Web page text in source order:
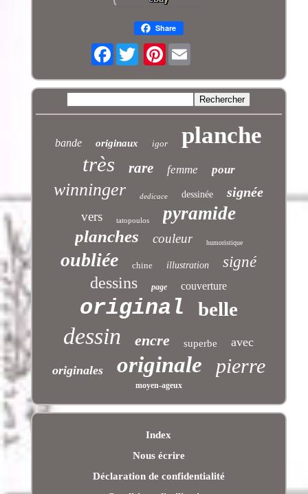
Share
Facebook Pinterest
bande originaux igor planche
très rare femme pour
winninger dedicace dessinée signée
vers tatopoulos pyramide
planches couleur humoristique
oubliée chine illustration signé
dessins page couverture
original belle
dessin encre superbe avec
originales originale pierre
moyen-ageux
Index
Nous écrire
Déclaration de confidentialité